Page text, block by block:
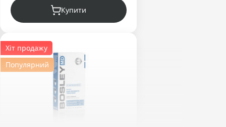
Купити
Хіт продажу
Популярний